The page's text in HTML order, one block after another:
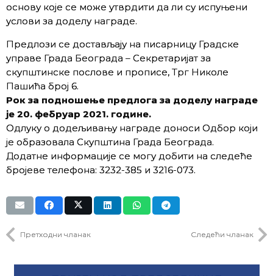
основу које се може утврдити да ли су испуњени
услови за доделу награде.
Предлози се достављају на писарницу Градске
управе Града Београда – Секретаријат за
скупштинске послове и прописе, Трг Николе
Пашића број 6.
Рок за подношење предлога за доделу награде
је 20. фебруар 2021. године.
Одлуку о додељивању награде доноси Одбор који
је образовала Скупштина Града Београда.
Додатне информације се могу добити на следеће
бројеве телефона: 3232-385 и 3216-073.
Претходни чланак Следећи чланак